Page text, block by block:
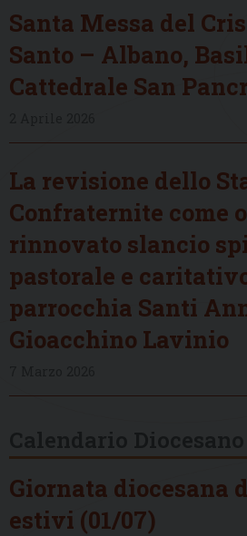
Santa Messa del
Santo – Albano,
Cattedrale San
La revisione dello
Confraternite come
rinnovato slancio
pastorale e
parrocchia Santi
Gioacchino Lavinio
Giornata diocesana
estivi (01/07)